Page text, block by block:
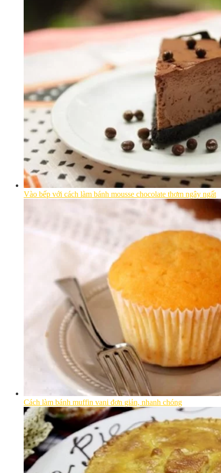
Vào bếp với cách làm bánh mousse chocolate thơm ngây ngất
Cách làm bánh muffin vani đơn giản, nhanh chóng